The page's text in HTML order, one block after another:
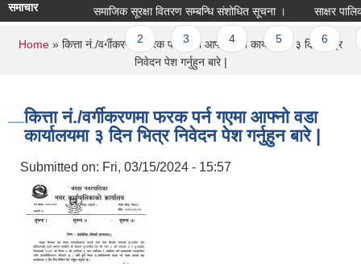
समाचार समाजिक सूरक्षा वितरण सम्बन्धि संशोधित सूचना । साक्षर
Pages
1 2 3 4 5 6
You are here
Home » कित्ता नं./वर्गीकरणमा फरक पर्न गएमा आफ्नो वडा कार्यालयमा ३ दिन भित्र
निवेदन पेश गर्नुहुन बारे |
कित्ता नं./वर्गीकरणमा फरक पर्न गएमा आफ्नो वडा
कार्यालयमा ३ दिन भित्र निवेदन पेश गर्नुहुन बारे |
Submitted on: Fri, 03/15/2024 - 15:57